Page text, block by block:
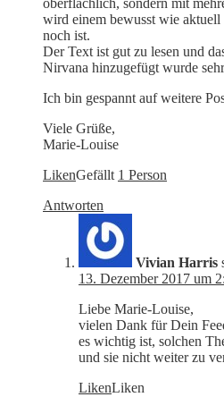
oberflächlich, sondern mit
wird einem bewusst wie
noch ist.
Der Text ist gut zu lesen und
Nirvana hinzugefügt wurde
Ich bin gespannt auf weitere
Viele Grüße,
Marie-Louise
LikenGefällt 1 Person
Antworten
Vivian Harris
13. Dezember 2017 um
Liebe Marie-Louise,
vielen Dank für Dein
es wichtig ist, solchen
und sie nicht weiter zu
LikenLiken